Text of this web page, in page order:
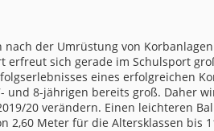
der Umrüstung von
sich gerade im Schulsport
eines erfolgreichen
8-jährigen bereits groß. Daher
20 verändern. Einen leichteren
Meter für die Altersklassen bis